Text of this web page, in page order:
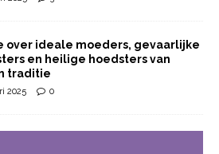
over ideale moeders, gevaarlijke
en heilige hoedsters van
traditie
2025 0